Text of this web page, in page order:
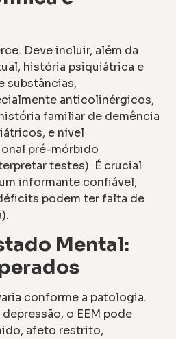
Deve incluir, além da
história psiquiátrica e
substâncias,
anticolinérgicos,
familiar de demência
e nível
pré-mórbido
testes). É crucial
informante confiável,
podem ter falta de
Mental:
conforme a patologia.
o EEM pode
afeto restrito,